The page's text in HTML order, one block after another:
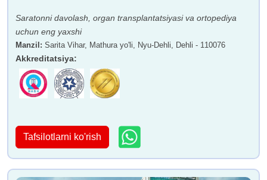
Saratonni davolash, organ transplantatsiyasi va ortopediya
uchun eng yaxshi
Manzil : Sarita Vihar, Mathura yo'li, Nyu-Dehli, Dehli - 110076
Akkreditatsiya:
Tafsilotlarni ko'rish